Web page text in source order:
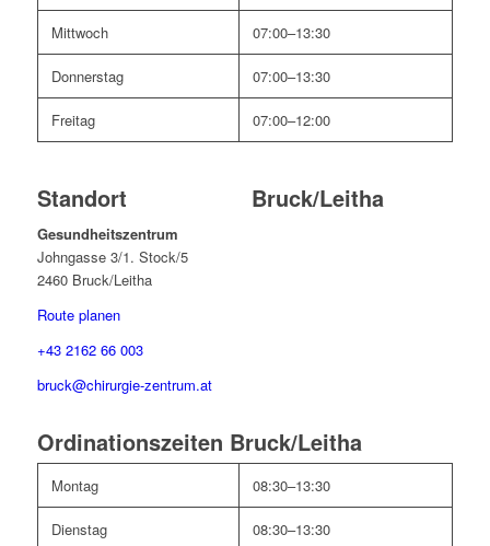
Mittwoch 07:00–13:30
Donnerstag 07:00–13:30
Freitag 07:00–12:00
Standort Bruck/Leitha
Gesundheitszentrum
Johngasse 3/1. Stock/5
2460 Bruck/Leitha
Route planen
+43 2162 66 003
bruck@chirurgie-zentrum.at
Ordinationszeiten Bruck/Leitha
Montag 08:30–13:30
Dienstag 08:30–13:30